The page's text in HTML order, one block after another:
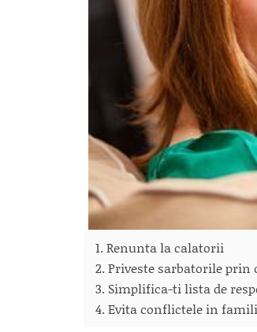
1. Renunta la calatorii
2. Priveste sarbatorile
3. Simplifica-ti lista de
4. Evita conflictele in